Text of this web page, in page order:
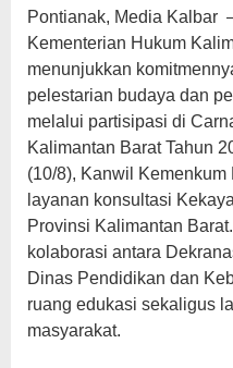
Pontianak, Media Kalbar
Kementerian Hukum
menunjukkan
pelestarian budaya dan
melalui partisipasi di
Kalimantan Barat Tahun
(10/8), Kanwil
layanan konsultasi
Provinsi Kalimantan
kolaborasi antara
Dinas Pendidikan dan
ruang edukasi sekaligus
masyarakat.